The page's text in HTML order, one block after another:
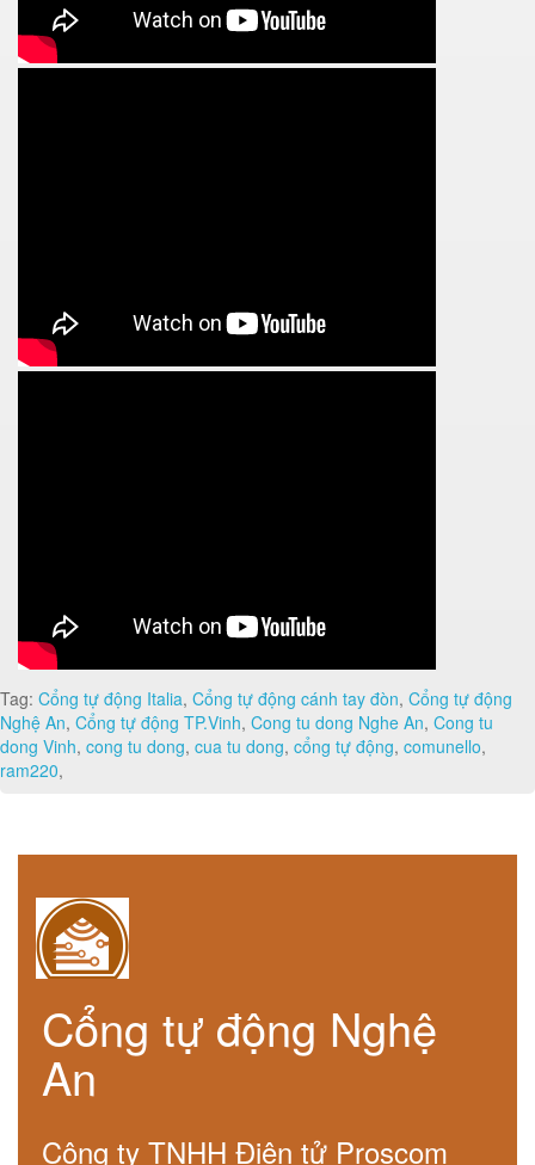
Tag: Cổng tự động Italia, Cổng tự động cánh tay đòn, Cổng tự động
Nghệ An, Cổng tự động TP.Vinh, Cong tu dong Nghe An, Cong tu
dong Vinh, cong tu dong, cua tu dong, cổng tự động, comunello,
ram220,
Cổng tự động Nghệ
An
Công ty TNHH Điện tử Proscom